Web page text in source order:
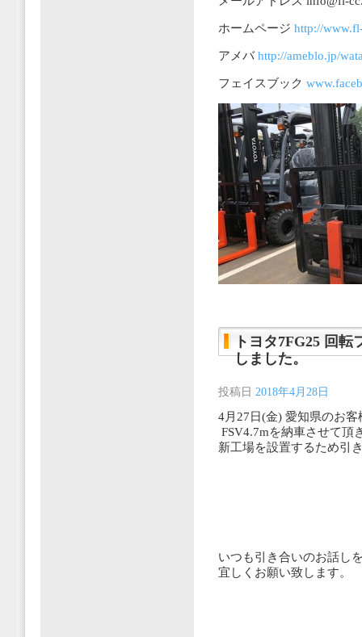
ホームページ http://
アメバhttp://ameblo.jp/
フェイスブック
トヨタ7FG25 回
しました。
投稿日 2018年4月28日
4月27日(金) 愛知県のお
FSV4.7mを納車させて頂
新工場を設置するため引
いつも引き合いのお話し
宜しくお願い致します。